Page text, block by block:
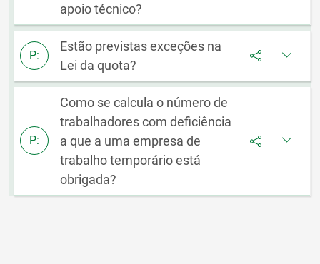
apoio técnico?
P:
Estão previstas exceções na
Lei da quota?
P:
Como se calcula o número de
trabalhadores com deficiência
a que a uma empresa de
trabalho temporário está
obrigada?